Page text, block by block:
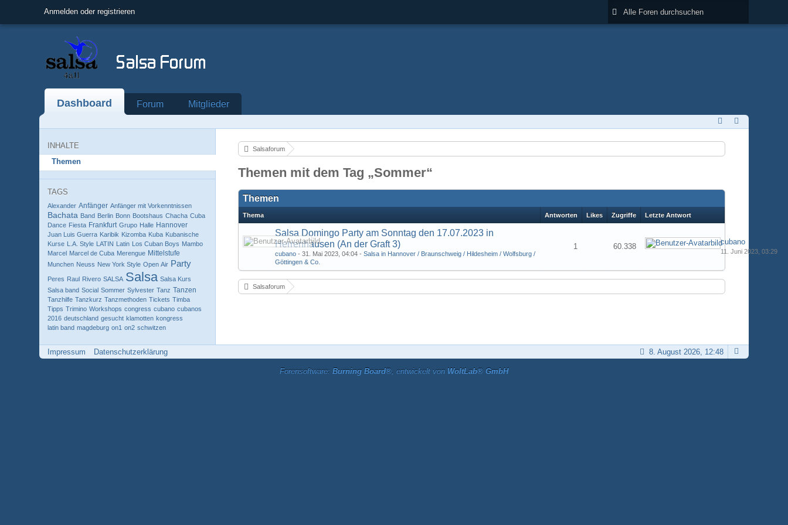
Anmelden oder registrieren
Dashboard Forum Mitglieder
INHALTE
Themen
TAGS
Alexander Anfänger Anfänger mit Vorkenntnissen
Bachata Band Berlin Bonn Bootshaus Chacha Cuba
Dance Fiesta Frankfurt Grupo Halle Hannover
Juan Luis Guerra Karibik Kizomba Kuba Kubanische
Kurse L.A. Style LATIN Latin Los Cuban Boys Mambo
Marcel Marcel de Cuba Merengue Mittelstufe
Munchen Neuss New York Style Open Air Party
Peres Raul Rivero SALSA Salsa Salsa Kurs
Salsa band Social Sommer Sylvester Tanz Tanzen
Tanzhilfe Tanzkurz Tanzmethoden Tickets Timba
Tipps Trimino Workshops congress cubano cubanos
2016 deutschland gesucht klamotten kongress
latin band magdeburg on1 on2 schwitzen
Salsaforum
Themen mit dem Tag „Sommer“
Themen
Thema Antworten Likes Zugriffe Letzte Antwort
Salsa Domingo Party am Sonntag den 17.07.2023 in
Herrenhausen (An der Graft 3)
cubano -31. Mai 2023, 04:04 -Salsa in Hannover / Braunschweig / Hildesheim / Wolfsburg /
Göttingen & Co.
1 60.338
cubano
11. Juni 2023, 03:29
Salsaforum
Impressum Datenschutzerklärung 8. August 2026, 12:48
Forensoftware: Burning Board®, entwickelt von WoltLab® GmbH